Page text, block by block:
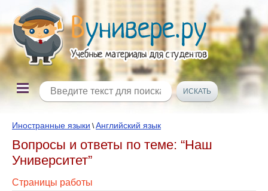
Иностранные языки \Английский язык
Вопросы и ответы по теме: “Наш
Университет”
Страницы работы